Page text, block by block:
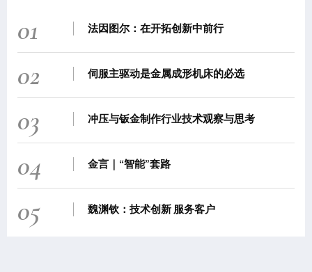
01 法因图尔：在开拓创新中前行
02 伺服主驱动是金属成形机床的必选
03 冲压与钣金制作行业技术观察与思考
04 金言｜“智能”套路
05 魏渊钦：技术创新 服务客户